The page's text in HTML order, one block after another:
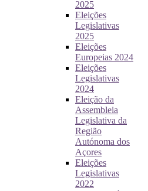
2025
Eleições
Legislativas
2025
Eleições
Europeias 2024
Eleições
Legislativas
2024
Eleição da
Assembleia
Legislativa da
Região
Autónoma dos
Açores
Eleições
Legislativas
2022